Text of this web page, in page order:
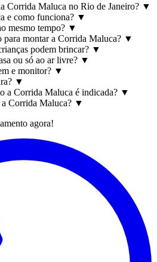
Corrida Maluca no Rio de Janeiro? ▼
e como funciona? ▼
mesmo tempo? ▼
para montar a Corrida Maluca? ▼
podem brincar? ▼
ou só ao ar livre? ▼
e monitor? ▼
▼
a Corrida Maluca é indicada? ▼
Corrida Maluca? ▼
agora!